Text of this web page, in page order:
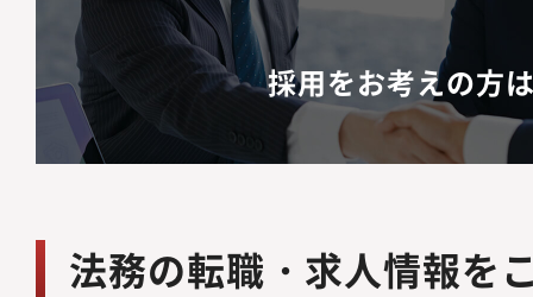
採用をお考えの方
法務の転職・求人情報を